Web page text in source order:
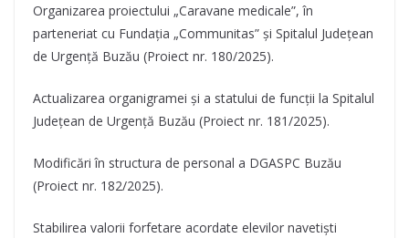
Organizarea proiectului „Caravane medicale”, în
parteneriat cu Fundația „Communitas” și Spitalul Județean
de Urgență Buzău (Proiect nr. 180/2025).
Actualizarea organigramei și a statului de funcții la Spitalul
Județean de Urgență Buzău (Proiect nr. 181/2025).
Modificări în structura de personal a DGASPC Buzău
(Proiect nr. 182/2025).
Stabilirea valorii forfetare acordate elevilor navetiști